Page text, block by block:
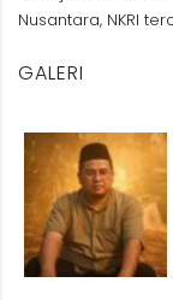
Nusantara, NKRI
GALERI